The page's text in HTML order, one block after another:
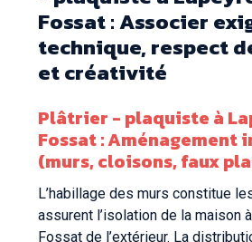
Fossat : Associer
technique, respect
et créativité
Plâtrier - plaquiste à
Fossat : Aménagement
(murs, cloisons, faux
L’habillage des murs constitue
assurent l’isolation de la maison
Fossat de l’extérieur. La